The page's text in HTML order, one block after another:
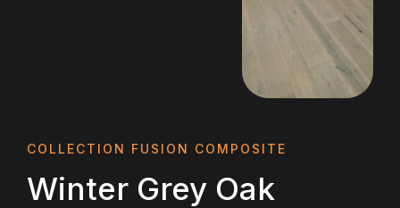
COLLECTION FUSION COMPOSITE
Winter Grey Oak